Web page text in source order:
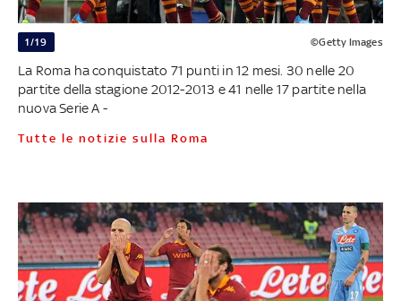
1/19 ©Getty Images
La Roma ha conquistato 71 punti in 12 mesi. 30 nelle 20
partite della stagione 2012-2013 e 41 nelle 17 partite nella
nuova Serie A -
Tutte le notizie sulla Roma